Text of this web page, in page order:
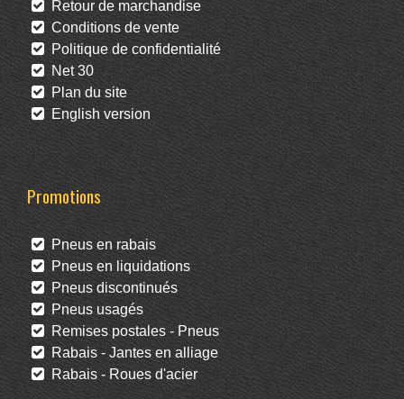
Retour de marchandise
Conditions de vente
Politique de confidentialité
Net 30
Plan du site
English version
Promotions
Pneus en rabais
Pneus en liquidations
Pneus discontinués
Pneus usagés
Remises postales - Pneus
Rabais - Jantes en alliage
Rabais - Roues d'acier